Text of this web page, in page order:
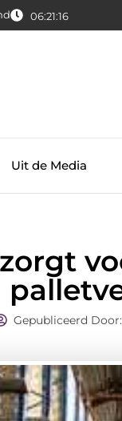
06:21:17
Uit de Media
Gepubliceerd